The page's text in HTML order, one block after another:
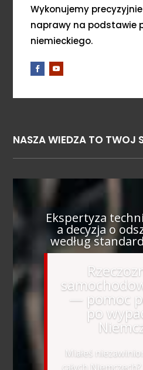
Wykonujemy
naprawy na podstawie
niemieckiego.
NASZA WIEDZA TO TWOJ
Ekspertyza
a decyzja o
według
— pomoc
po
Miałeś
całych Niemczech?